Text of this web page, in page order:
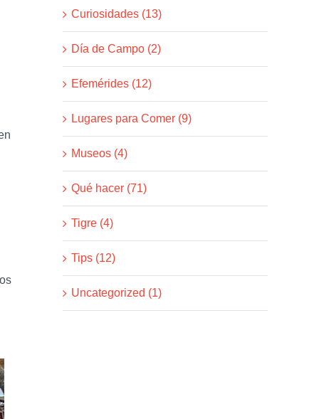
Curiosidades (13)
Día de Campo (2)
Efemérides (12)
Lugares para Comer (9)
Museos (4)
Qué hacer (71)
Tigre (4)
Tips (12)
Uncategorized (1)